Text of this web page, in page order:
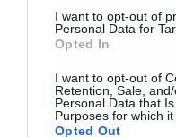
I want to opt-out of
Personal Data for
Opted In
I want to opt-out of
Retention, Sale,
Personal Data that
Purposes for which it
Opted Out
για υπομονή στην
επενδύσεις στην
Αγρότες: Βήμα-
myAADE για τις